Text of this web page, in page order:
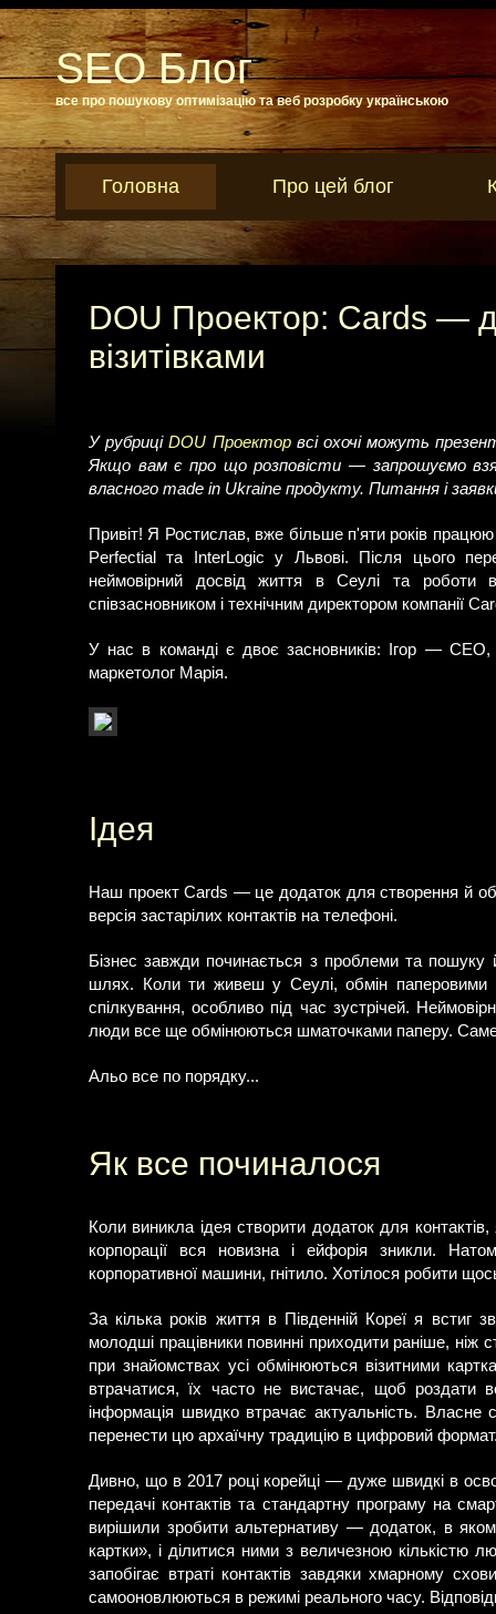
SEO Блог
все про пошукову оптимізацію та веб розробку українською
Головна Про цей блог
DOU Проектор: Cards —
візитівками
У рубриціDOU Проекторвсі охочі можуть
Якщо вам є про що розповісти — запрошуємо
власного made in Ukraine продукту. Питання і
Привіт! Я Ростислав, вже більше п'яти років
Perfectial та InterLogic у Львові. Після цього
неймовірний досвід життя в Сеулі та роботи
співзасновником і технічним директором компанії
У нас в команді є двоє засновників: Ігор —
маркетолог Марія.
Ідея
Наш проект Cards — це додаток для створення й
версія застарілих контактів на телефоні.
Бізнес завжди починається з проблеми та
шлях. Коли ти живеш у Сеулі, обмін паперовими
спілкування, особливо під час зустрічей.
люди все ще обмінюються шматочками паперу.
Альо все по порядку...
Як все починалося
Коли виникла ідея створити додаток для
корпорації вся новизна і ейфорія зникли.
корпоративної машини, гнітило. Хотілося робити
За кілька років життя в Південній Кореї я встиг
молодші працівники повинні приходити раніше, ніж
при знайомствах усі обмінюються візитними
втрачатися, їх часто не вистачає, щоб роздати
інформація швидко втрачає актуальність.
перенести цю архаїчну традицію в цифровий
Дивно, що в 2017 році корейці — дуже швидкі в
передачі контактів та стандартну програму на
вирішили зробити альтернативу — додаток, в
картки», і ділитися ними з величезною кількістю
запобігає втраті контактів завдяки хмарному
самооновлюються в режимі реального часу.